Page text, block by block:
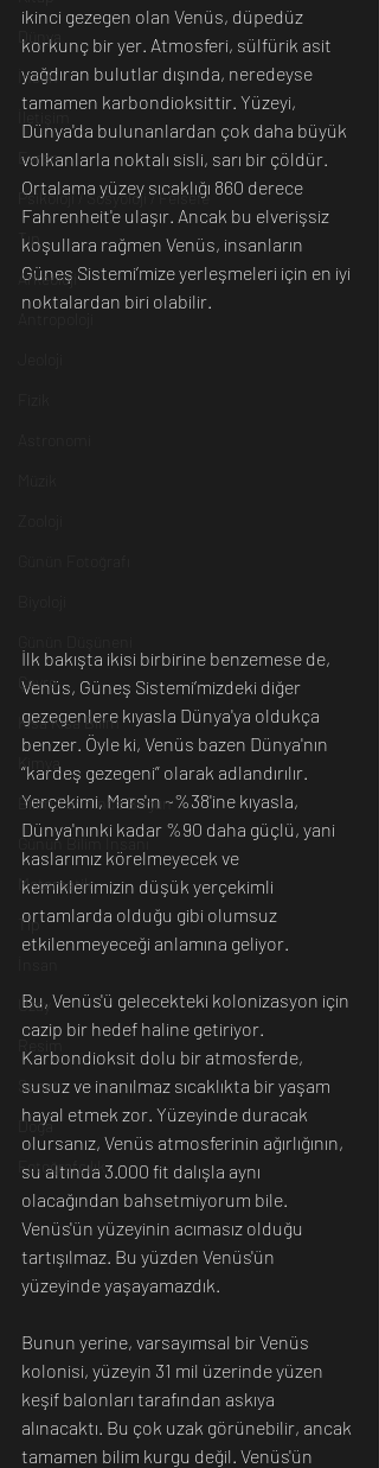
Dünya
İnsan
Evren
Psikoloji / Sosyoloji / Felsefe
Tıp
Arkeoloji
Çevre
Kısa Kısa Bilim
Kimya
Bilim Tarihinde Bugün
Günün Bilim İnsanı
Matematik
Tıp
Uzay
Resim
Sanat
Doğa
Fotoğrafçılık
ikinci gezegen olan Venüs, düpedüz
korkunç bir yer. Atmosferi, sülfürik asit
yağdıran bulutlar dışında, neredeyse
tamamen karbondioksittir. Yüzeyi,
Dünya'da bulunanlardan çok daha büyük
volkanlarla noktalı sisli, sarı bir çöldür.
Ortalama yüzey sıcaklığı 860 derece
Fahrenheit'e ulaşır. Ancak bu elverişsiz
koşullara rağmen Venüs, insanların
Güneş Sistemi’mize yerleşmeleri için en iyi
noktalardan biri olabilir.
İlk bakışta ikisi birbirine benzemese de,
Venüs, Güneş Sistemi’mizdeki diğer
gezegenlere kıyasla Dünya'ya oldukça
benzer. Öyle ki, Venüs bazen Dünya'nın
“kardeş gezegeni” olarak adlandırılır.
Yerçekimi, Mars'ın ~%38'ine kıyasla,
Dünya'nınki kadar %90 daha güçlü, yani
kaslarımız körelmeyecek ve
kemiklerimizin düşük yerçekimli
ortamlarda olduğu gibi olumsuz
etkilenmeyeceği anlamına geliyor.
Bu, Venüs'ü gelecekteki kolonizasyon için
cazip bir hedef haline getiriyor.
Karbondioksit dolu bir atmosferde,
susuz ve inanılmaz sıcaklıkta bir yaşam
hayal etmek zor. Yüzeyinde duracak
olursanız, Venüs atmosferinin ağırlığının,
su altında 3.000 fit dalışla aynı
olacağından bahsetmiyorum bile.
Venüs'ün yüzeyinin acımasız olduğu
tartışılmaz. Bu yüzden Venüs'ün
yüzeyinde yaşayamazdık.
Bunun yerine, varsayımsal bir Venüs
kolonisi, yüzeyin 31 mil üzerinde yüzen
keşif balonları tarafından askıya
alınacaktı. Bu çok uzak görünebilir, ancak
tamamen bilim kurgu değil. Venüs'ün